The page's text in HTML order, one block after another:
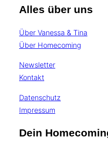
Alles über uns
Über Vanessa & Tina
Über Homecoming
Newsletter
Kontakt
Datenschutz
Impressum
Dein